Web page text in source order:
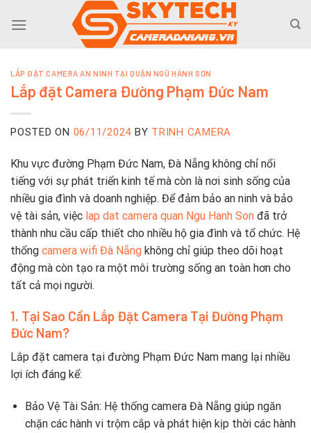
LẮP ĐẶT CAMERA AN NINH TẠI QUẬN NGŨ HÀNH SƠN
Lắp đặt Camera Đường Phạm Đức Nam
POSTED ON 06/11/2024 BY TRINH CAMERA
Khu vực đường Phạm Đức Nam, Đà Nẵng không chỉ nổi
tiếng với sự phát triển kinh tế mà còn là nơi sinh sống của
nhiều gia đình và doanh nghiệp. Để đảm bảo an ninh và bảo
vệ tài sản, việc lap dat camera quan Ngu Hanh Son đã trở
thành nhu cầu cấp thiết cho nhiều hộ gia đình và tổ chức. Hệ
thống camera wifi Đà Nẵng không chỉ giúp theo dõi hoạt
động mà còn tạo ra một môi trường sống an toàn hơn cho
tất cả mọi người.
1. Tại Sao Cần Lắp Đặt Camera Tại Đường Phạm
Đức Nam?
Lắp đặt camera tại đường Phạm Đức Nam mang lại nhiều
lợi ích đáng kể:
Bảo Vệ Tài Sản: Hệ thống camera Đà Nẵng giúp ngăn
chặn các hành vi trộm cắp và phát hiện kịp thời các hành